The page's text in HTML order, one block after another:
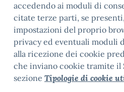
accedendo ai moduli di
citate terze parti, se
impostazioni del proprio
privacy ed eventuali moduli
alla ricezione dei cookie
che inviano cookie tramite il
sezione Tipologie di cookie